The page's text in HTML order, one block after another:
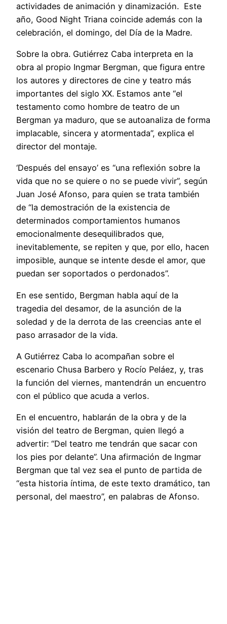
actividades de animación y dinamización. Este
año, Good Night Triana coincide además con la
celebración, el domingo, del Día de la Madre.
Sobre la obra. Gutiérrez Caba interpreta en la
obra al propio Ingmar Bergman, que figura entre
los autores y directores de cine y teatro más
importantes del siglo XX. Estamos ante “el
testamento como hombre de teatro de un
Bergman ya maduro, que se autoanaliza de forma
implacable, sincera y atormentada”, explica el
director del montaje.
‘Después del ensayo’ es “una reflexión sobre la
vida que no se quiere o no se puede vivir”, según
Juan José Afonso, para quien se trata también
de “la demostración de la existencia de
determinados comportamientos humanos
emocionalmente desequilibrados que,
inevitablemente, se repiten y que, por ello, hacen
imposible, aunque se intente desde el amor, que
puedan ser soportados o perdonados”.
En ese sentido, Bergman habla aquí de la
tragedia del desamor, de la asunción de la
soledad y de la derrota de las creencias ante el
paso arrasador de la vida.
A Gutiérrez Caba lo acompañan sobre el
escenario Chusa Barbero y Rocío Peláez, y, tras
la función del viernes, mantendrán un encuentro
con el público que acuda a verlos.
En el encuentro, hablarán de la obra y de la
visión del teatro de Bergman, quien llegó a
advertir: “Del teatro me tendrán que sacar con
los pies por delante”. Una afirmación de Ingmar
Bergman que tal vez sea el punto de partida de
“esta historia íntima, de este texto dramático, tan
personal, del maestro”, en palabras de Afonso.